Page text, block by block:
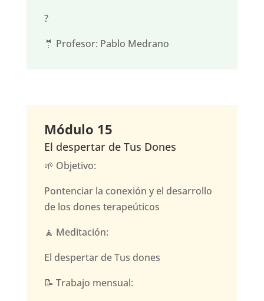
?
🤵 Profesor: Pablo Medrano
Módulo 15
El despertar de Tus Dones
🌱 Objetivo:
Pontenciar la conexión y el desarrollo
de los dones terapeúticos
🧘 Meditación:
El despertar de Tus dones
📝 Trabajo mensual: